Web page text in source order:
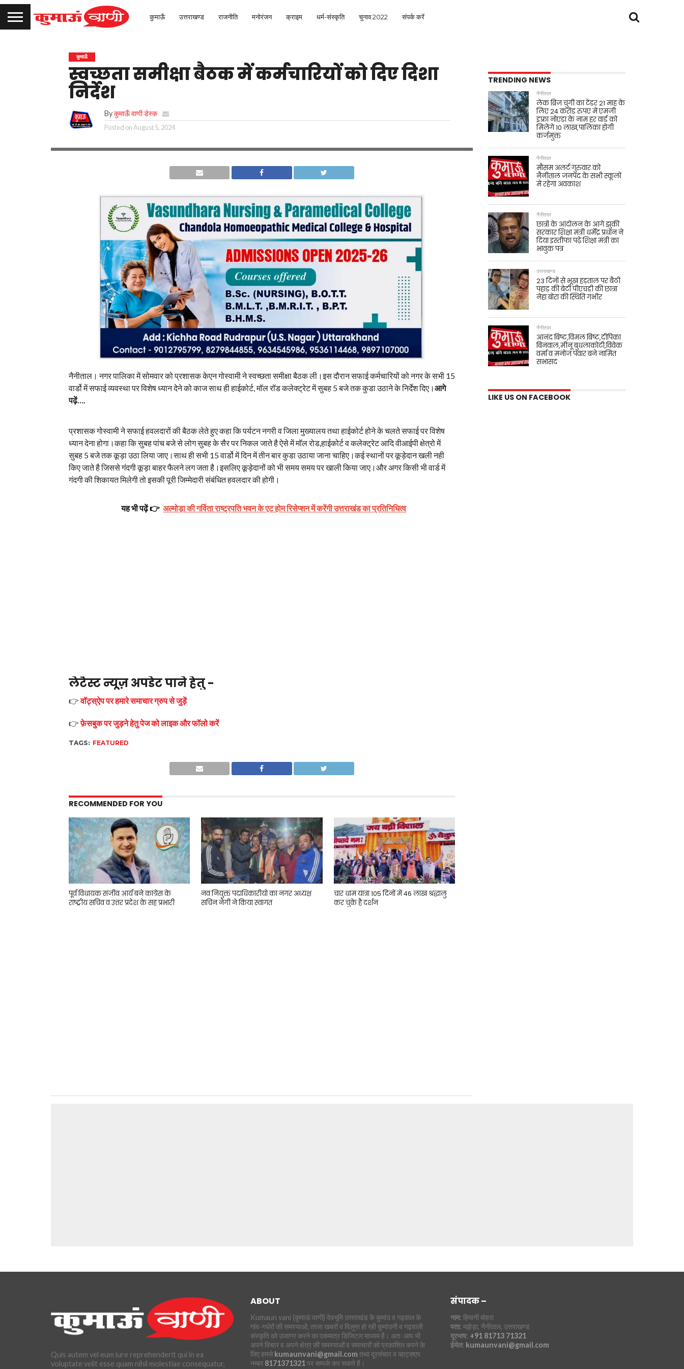
कुमाऊँ उत्तराखण्ड राजनीति मनोरंजन क्राइम धर्म-संस्कृति चुनाव 2022 संपर्क करें
कुमाऊँ
स्वच्छता समीक्षा बैठक में कर्मचारियों को दिए दिशा
निर्देश
Byकुमाऊँ वाणी डेस्क
Posted onAugust 5, 2024
नैनीताल। नगर पालिका में सोमवार को प्रशासक केएन गोस्वामी ने स्वच्छता समीक्षा बैठक ली।इस दौरान सफाई कर्मचारियों को नगर के सभी 15
वार्डो में सफाई व्यवस्था पर विशेष ध्यान देने को काज साथ ही हाईकोर्ट, मॉल रॉड कलेक्ट्रेट में सुबह 5 बजे तक कुडा उठाने के निर्देश दिए। आगे
पढ़ें….
प्रशासक गोस्वामी ने सफाई हवलदारों की बैठक लेते हुए कहा कि पर्यटन नगरी व जिला मुख्यालय तथा हाईकोर्ट होने के चलते सफाई पर विशेष
ध्यान देना होगा।कहा कि सुबह पांच बजे से लोग सुबह के सैर पर निकल जाते है ऐसे में मॉल रोड,हाईकोर्ट व कलेक्ट्रेट आदि वीआईपी क्षेत्रो में
सुबह 5 बजे तक कूड़ा उठा लिया जाए।साथ ही सभी 15 वार्डो में दिन में तीन बार कुडा उठाया जाना चाहिए।कई स्थानों पर कूड़ेदान खली नही
किए जाते है जिससे गंदगी कूड़ा बाहर फैलने लग जता है।इसलिए कूड़ेदानों को भी समय समय पर खाली किया जाए।और अगर किसी भी वार्ड में
गंदगी की शिकायत मिलेगी तो इसकी पूरी जिम्मेदारी संबंधित हवलदार की होगी।
यह भी पढ़ें 👉 अल्मोड़ा की गर्विता राष्ट्रपति भवन के एट होम रिसेप्शन में करेंगी उत्तराखंड का प्रतिनिधित्व
लेटैस्ट न्यूज़ अपडेट पाने हेतु -
👉वॉट्स्ऐप पर हमारे समाचार ग्रुप से जुड़ें
👉फ़ेसबुक पर जुड़ने हेतु पेज को लाइक और फॉलो करें
TAGS: FEATURED
RECOMMENDED FOR YOU
पूर्व विधायक संजीव आर्य बने कांग्रेस के
राष्ट्रीय सचिव व उत्तर प्रदेश के सह प्रभारी
नव नियुक्त पदाधिकारीयो का नगर अध्यक्ष
सचिन नेगी ने किया स्वागत
चार धाम यात्रा 105 दिनों में 46 लाख श्रद्धालु
कर चुके है दर्शन
TRENDING NEWS
नैनीताल
लेक ब्रिज चुंगी का टेंडर 21 माह के
लिए 24 करोड़ रुपए में एमजी
इंफ़्रा नोएडा के नाम हर वार्ड को
मिलेंगे 10 लाख,पालिका होगी
कर्जमुक्त
नैनीताल
मौसम अलर्ट:गुरुवार को
नैनीताल जनपद के सभी स्कूलों
में रहेगा अवकाश
नैनीताल
छात्रों के आंदोलन के आगे झुकी
सरकार शिक्षा मंत्री धर्मेंद्र प्रधान ने
दिया इस्तीफा पढ़े शिक्षा मंत्री का
भावुक पत्र
उत्तराखण्ड
23 दिनों से भूख हड़ताल पर बैठी
पहाड़ की बेटी पीएचडी की छात्रा
नेहा बोरा की स्थिति गंभीर
नैनीताल
आनंद बिष्ट,विमल बिष्ट,दीपिका
बिनवाल,मीनू बुधलाकोटी,विवेक
वर्मा व मनोज पंवार बने नामित
सभासद
LIKE US ON FACEBOOK
Quis autem vel eum iure reprehenderit qui in ea
voluptate velit esse quam nihil molestiae consequatur,
ABOUT
Kumaun vani (कुमाऊं वाणी) देवभूमि उत्तराखंड के कुमांउ व गढ़वाल के
गांव-गधेरों की समस्याओ, ताजा खबरों व विलुप्त हो रही कुमांउनी व गढ़वाली
संस्कृति को उजागर करने का एकमात्र डिजिटल माध्यम है। अतः आप भी
अपने विचार व अपने क्षेत्र की समस्याओं व समाचारों को प्रकाशित करने के
लिए हमसे kumaunvani@gmail.com तथा दूरसंचार व व्हाट्सएप
नम्बर 8171371321पर सम्पर्क कर सकते है।
संपादक –
नाम: हिमानी बोहरा
पता: मझेड़ा, नैनीताल, उत्तराखण्ड
दूरभाष: +91 81713 71321
ईमेल: kumaunvani@gmail.com